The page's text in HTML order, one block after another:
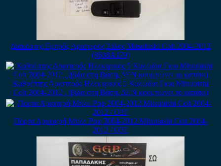
Διακόπτης Εμπρός Αριστερός 2πλος Mitsubishi Colt 2004-2012
(8608A179)
Καθρέπτης Αριστερός Ηλεκτρικός 5 Καλώδια Γκρι Mitsubishi
Colt 2004-2012 , (βίδα στη Βάση, ΔΕΝ κουμπώνει το καπάκι)
Πόρτα Αριστερή Μπλε Ραφ 2004-2012 Mitsubishi Colt 2004-
2012 / Ο3Γ